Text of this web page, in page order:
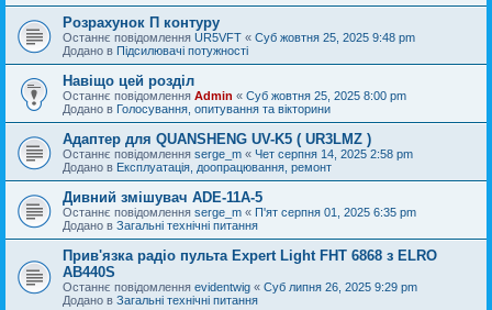
Розрахунок П контуру
Останнє повідомлення UR5VFT « Суб жовтня 25, 2025 9:48 pm
Додано в Підсилювачі потужності
Навіщо цей розділ
Останнє повідомлення Admin « Суб жовтня 25, 2025 8:00 pm
Додано в Голосування, опитування та вікторини
Адаптер для QUANSHENG UV-K5 ( UR3LMZ )
Останнє повідомлення serge_m « Чет серпня 14, 2025 2:58 pm
Додано в Експлуатація, доопрацювання, ремонт
Дивний змішувач ADE-11A-5
Останнє повідомлення serge_m « П'ят серпня 01, 2025 6:35 pm
Додано в Загальні технічні питання
Прив'язка радіо пульта Expert Light FHT 6868 з ELRO
AB440S
Останнє повідомлення evidentwig « Суб липня 26, 2025 9:29 pm
Додано в Загальні технічні питання